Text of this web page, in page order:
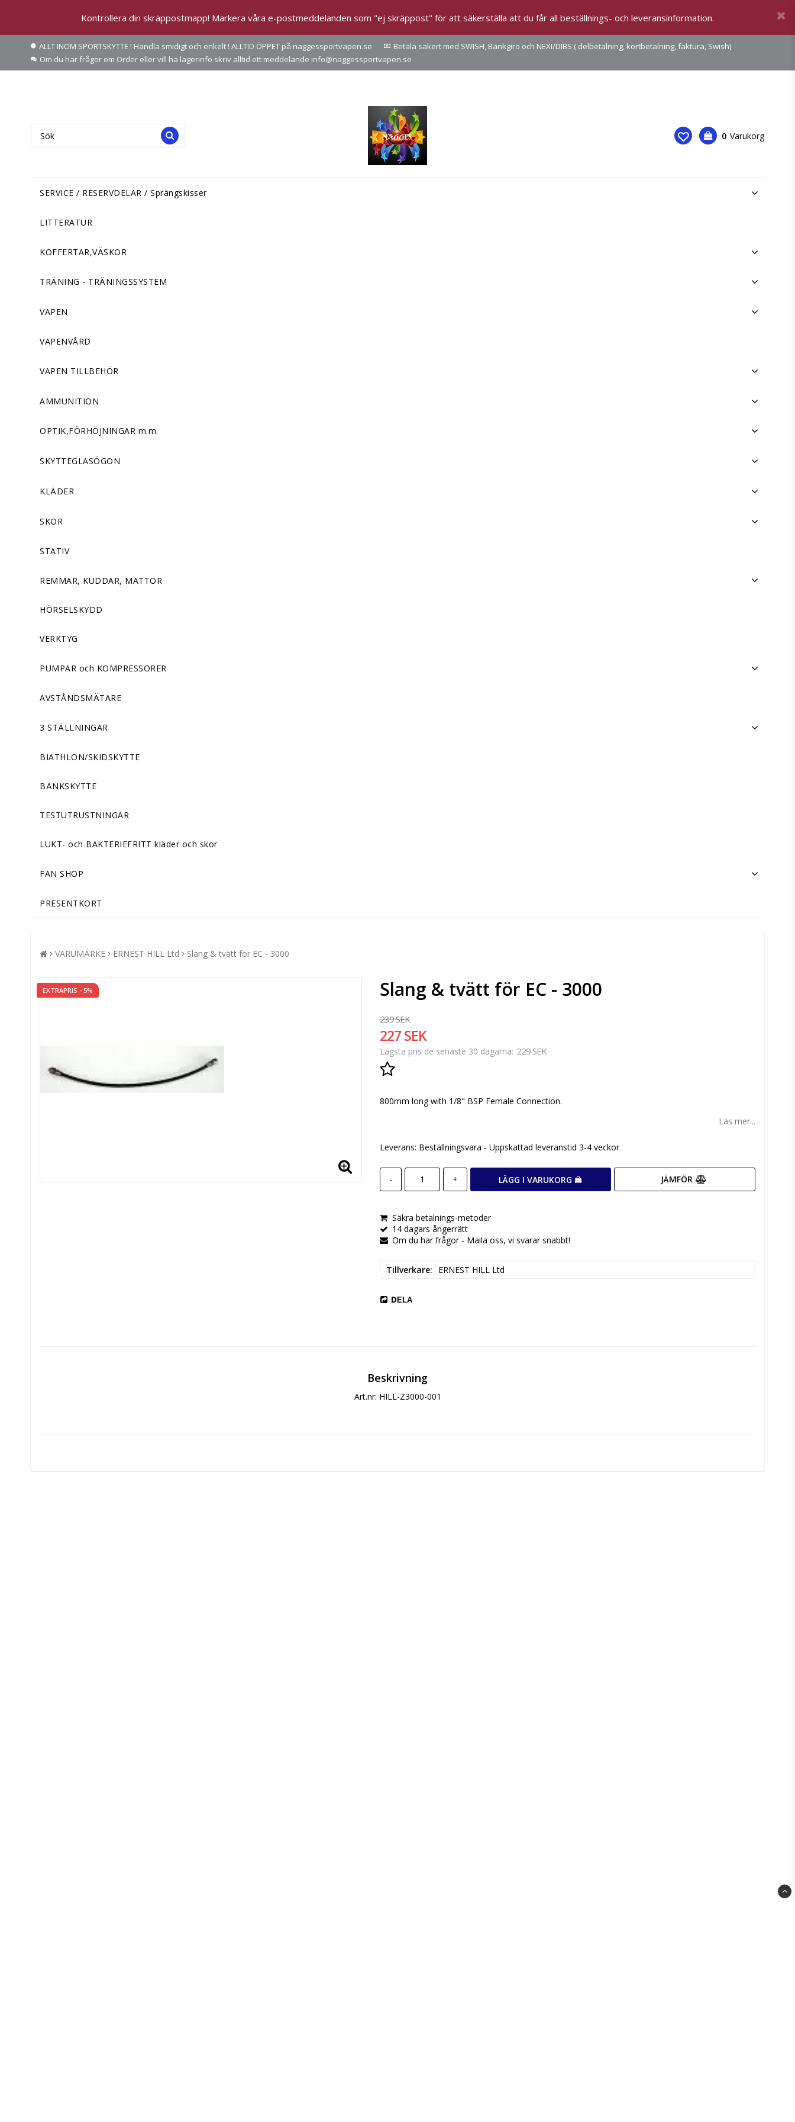
Kontrollera din skräppostmapp! Markera våra e-postmeddelanden som "ej skräppost" för att säkerställa att du får all beställnings- och leveransinformation.
ALLT INOM SPORTSKYTTE ! Handla smidigt och enkelt ! ALLTID ÖPPET på naggessportvapen.se
Betala säkert med SWISH, Bankgiro och NEXI/DIBS ( delbetalning, kortbetalning, faktura, Swish)
Om du har frågor om Order eller vill ha lagerinfo skriv alltid ett meddelande info@naggessportvapen.se
0 Varukorg
SERVICE / RESERVDELAR / Sprängskisser
LITTERATUR
KOFFERTAR,VÄSKOR
TRÄNING - TRÄNINGSSYSTEM
VAPEN
VAPENVÅRD
VAPEN TILLBEHÖR
AMMUNITION
OPTIK,FÖRHÖJNINGAR m.m.
SKYTTEGLASÖGON
KLÄDER
SKOR
STATIV
REMMAR, KUDDAR, MATTOR
HÖRSELSKYDD
VERKTYG
PUMPAR och KOMPRESSORER
AVSTÅNDSMÄTARE
3 STÄLLNINGAR
BIATHLON/SKIDSKYTTE
BÄNKSKYTTE
TESTUTRUSTNINGAR
LUKT- och BAKTERIEFRITT kläder och skor
FAN SHOP
PRESENTKORT
VARUMÄRKE ERNEST HILL Ltd Slang & tvätt för EC - 3000
EXTRAPRIS - 5% Slang & tvätt för EC - 3000
239 SEK
227 SEK
Lägsta pris de senaste 30 dagarna 229 SEK
800mm long with 1/8" BSP Female Connection.
Läs mer...
Leverans: Beställningsvara - Uppskattad leveranstid 3-4 veckor
- + LÄGG I VARUKORG JÄMFÖR
Säkra betalnings-metoder
14 dagars ångerrätt
Om du har frågor - Maila oss, vi svarar snabbt!
Tillverkare ERNEST HILL Ltd
DELA
Beskrivning
Art.nr: HILL-Z3000-001